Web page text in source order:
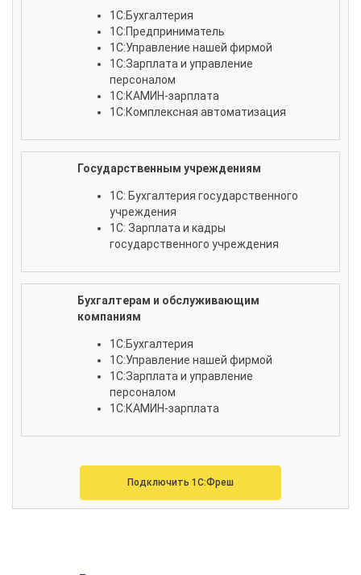
1С:Бухгалтерия
1С:Предприниматель
1С:Управление нашей фирмой
1С:Зарплата и управление
персоналом
1С:КАМИН-зарплата
1С:Комплексная автоматизация
Государственным учреждениям
1С: Бухгалтерия государственного
учреждения
1С: Зарплата и кадры
государственного учреждения
Бухгалтерам и обслуживающим
компаниям
1С:Бухгалтерия
1С:Управление нашей фирмой
1С:Зарплата и управление
персоналом
1С:КАМИН-зарплата
Подключить 1C:Фреш